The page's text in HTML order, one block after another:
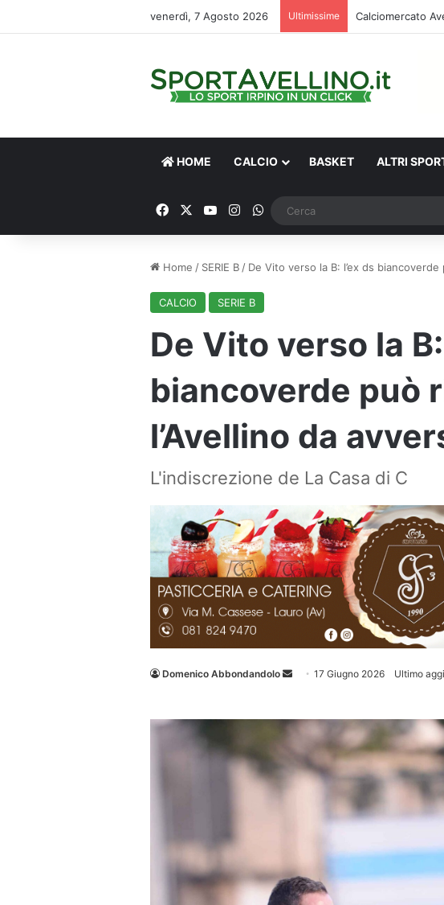
venerdì, 7 Agosto 2026 Ultimissime Calciomercato
HOME CALCIO BASKET ALTRI
FacebookYou TubeInstagram
WhatsApp
Home / SERIE B / De Vito verso la B: l’ex ds
CALCIO SERIE B
De Vito verso la B:
biancoverde può
l’Avellino da
L'indiscrezione de La Casa di C
Domenico Abbondandolo
Invia 17 Giugno 2026
Ultimo